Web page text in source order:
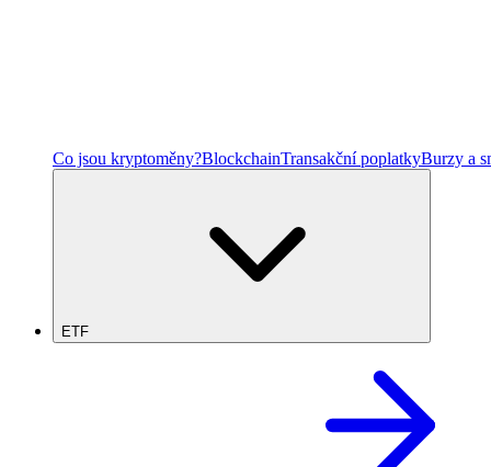
Co jsou kryptoměny?BlockchainTransakční poplatkyBurzy a
ETF